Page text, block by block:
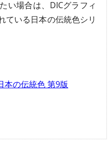
い場合は、DICグラフィ
ている日本の伝統色シリ
本の伝統色 第9版